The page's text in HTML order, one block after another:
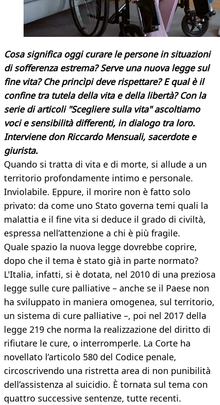
Cosa significa oggi curare le persone in situazioni
di sofferenza estrema? Serve una nuova legge sul
fine vita? Che princìpi deve rispettare? E qual è il
confine tra tutela della vita e della libertà? Con la
serie di articoli "Scegliere sulla vita" ascoltiamo
voci e sensibilità differenti, in dialogo tra loro.
Interviene don Riccardo Mensuali, sacerdote e
giurista.
Quando si tratta di vita e di morte, si allude a un
territorio profondamente intimo e personale.
Inviolabile. Eppure, il morire non è fatto solo
privato: da come uno Stato governa temi quali la
malattia e il fine vita si deduce il grado di civiltà,
espressa nell’attenzione a chi è più fragile.
Quale spazio la nuova legge dovrebbe coprire,
dopo che il tema è stato già in parte normato?
L'Italia, infatti, si è dotata, nel 2010 di una preziosa
legge sulle cure palliative – anche se il Paese non
ha sviluppato in maniera omogenea, sul territorio,
un sistema di cure palliative –, poi nel 2017 della
legge 219 che norma la realizzazione del diritto di
rifiutare le cure, o interromperle. La Corte ha
novellato l’articolo 580 del Codice penale,
circoscrivendo una ristretta area di non punibilità
dell’assistenza al suicidio. È tornata sul tema con
quattro successive sentenze, tutte recenti.